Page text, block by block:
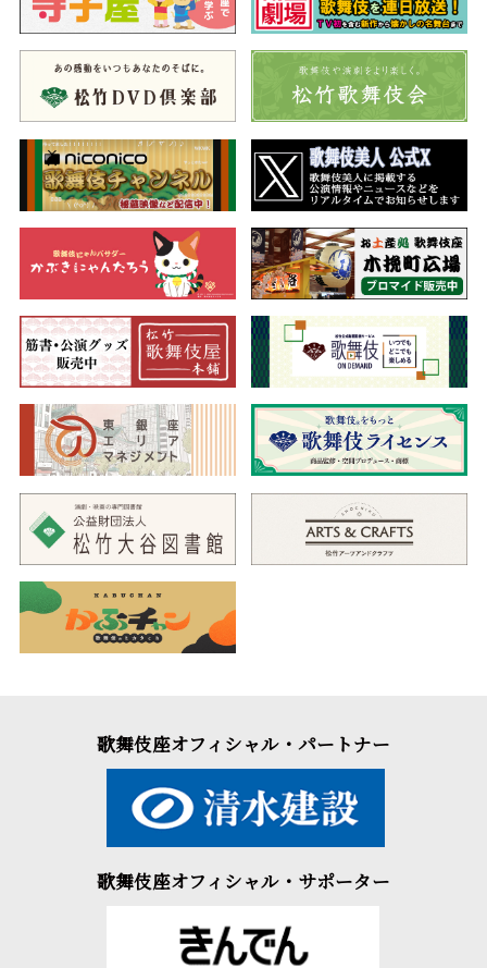
歌舞伎座オフィシャル・パートナー
歌舞伎座オフィシャル・サポーター